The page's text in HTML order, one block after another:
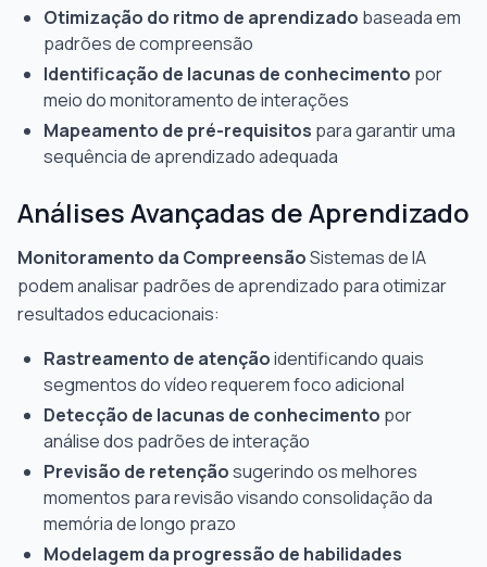
Otimização do ritmo de aprendizado baseada em
padrões de compreensão
Identificação de lacunas de conhecimento por
meio do monitoramento de interações
Mapeamento de pré-requisitos para garantir uma
sequência de aprendizado adequada
Análises Avançadas de Aprendizado
Monitoramento da CompreensãoSistemas de IA
podem analisar padrões de aprendizado para otimizar
resultados educacionais:
Rastreamento de atençãoidentificando quais
segmentos do vídeo requerem foco adicional
Detecção de lacunas de conhecimento por
análise dos padrões de interação
Previsão de retençãosugerindo os melhores
momentos para revisão visando consolidação da
memória de longo prazo
Modelagem da progressão de habilidades